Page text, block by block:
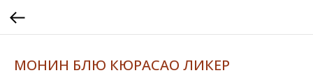
МОНИН БЛЮ КЮРАСАО ЛИКЕР